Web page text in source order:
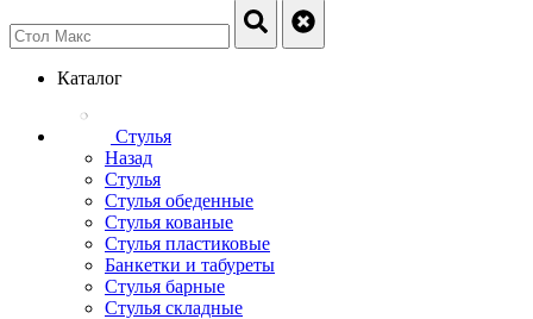
Каталог
Стулья
Назад
Стулья
Стулья обеденные
Стулья кованые
Стулья пластиковые
Банкетки и табуреты
Стулья барные
Стулья складные